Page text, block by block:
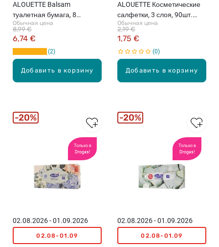
Добавить в корзину
ALOUETTE Balsam
туалетная бумага, 8
рулонов
Обычная цена
6,74 €
8,99 €
2
Добавить в корзину
ALOUETTE Косметические
салфетки, 3 слоя, 90шт.
(различные цвета)
Обычная цена
1,75 €
2,19 €
0
Только в
Drogas!
02.08.2026 - 01.09.2026
02.08-01.09
20%
Только в
Drogas!
02.08.2026 - 01.09.2026
02.08-01.09
20%